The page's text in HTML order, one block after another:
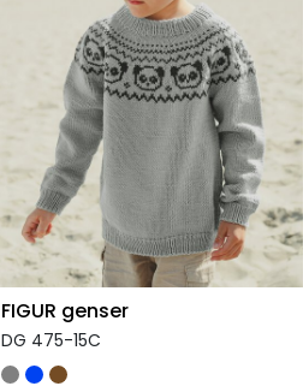
FIGUR genser
DG 475-15C